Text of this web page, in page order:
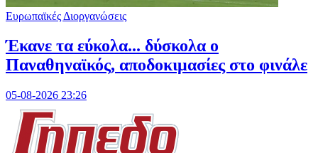
Ευρωπαϊκές Διοργανώσεις
Έκανε τα εύκολα... δύσκολα ο
Παναθηναϊκός, αποδοκιμασίες στο φινάλε
05-08-2026 23:26